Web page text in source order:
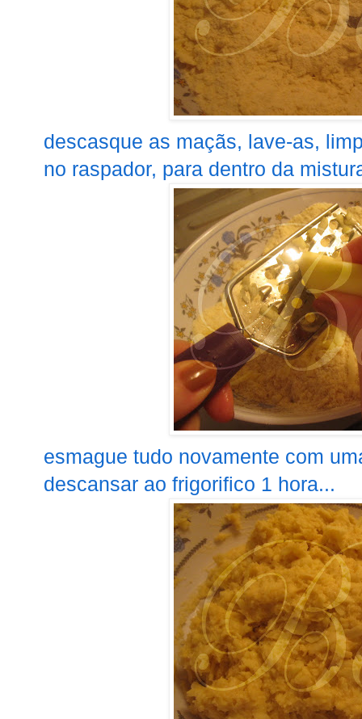
descasque as maçãs, lave-as,
no raspador, para dentro da
esmague tudo novamente com
descansar ao frigorifico 1 hora...